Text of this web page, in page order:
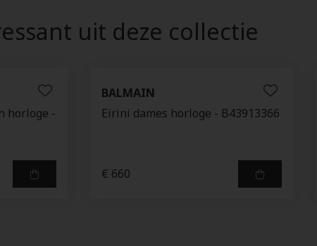
uit deze collectie
horloge -
BALMAIN
Eirini dames horloge - B43913366
€ 660